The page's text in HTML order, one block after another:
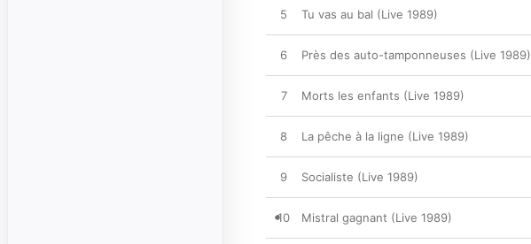
5 Tu vas au bal (Live 1989)
6 Près des auto-tamponneuses (Live 1989)
7 Morts les enfants (Live 1989)
8 La pêche à la ligne (Live 1989)
9 Socialiste (Live 1989)
10 Mistral gagnant (Live 1989)